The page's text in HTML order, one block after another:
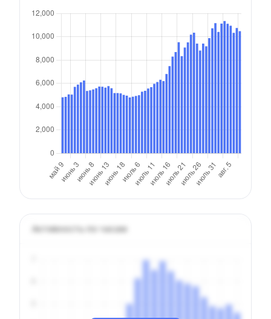
Активность по часам